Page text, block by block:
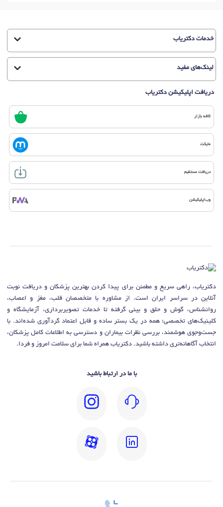
خدمات دکتریاب
لینک‌های مفید
دریافت اپلیکیشن دکتریاب
کافه بازار
مایکت
دریافت مستقیم
وب‌اپلیکیشن
دکتریاب، راهی سریع و مطمئن برای پیدا کردن بهترین پزشکان و دریافت نوبت
آنلاین در سراسر ایران است. از مشاوره با متخصصان قلب، مغز و اعصاب،
روانشناس، گوش و حلق و بینی گرفته تا خدمات تصویربرداری، آزمایشگاه و
کلینیک‌های تخصصی؛ همه در یک بستر ساده و قابل اعتماد گردآوری شده‌اند. با
جست‌وجوی هوشمند، بررسی نظرات بیماران و دسترسی به اطلاعات کامل پزشکان،
انتخاب آگاهانه‌تری داشته باشید. دکتریاب همراه شما برای سلامت امروز و فردا.
با ما در ارتباط باشید